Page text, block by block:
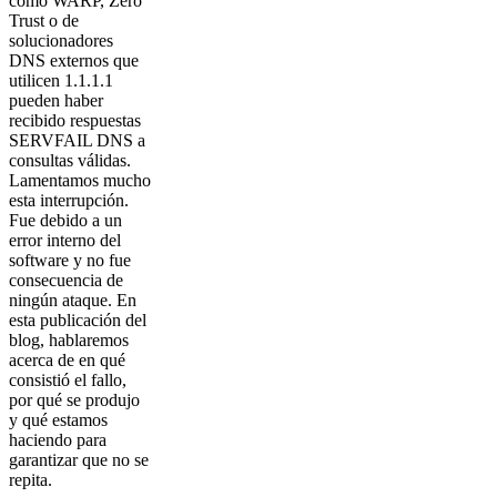
Trust o de
solucionadores
DNS externos que
utilicen 1.1.1.1
pueden haber
recibido respuestas
SERVFAIL DNS a
consultas válidas.
Lamentamos mucho
esta interrupción.
Fue debido a un
error interno del
software y no fue
consecuencia de
ningún ataque. En
esta publicación del
blog, hablaremos
acerca de en qué
consistió el fallo,
por qué se produjo
y qué estamos
haciendo para
garantizar que no se
repita.